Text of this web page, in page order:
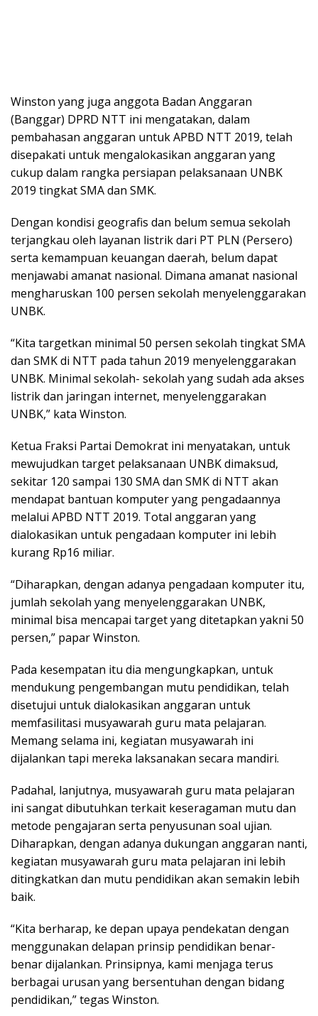
Winston yang juga anggota Badan Anggaran
(Banggar) DPRD NTT ini mengatakan, dalam
pembahasan anggaran untuk APBD NTT 2019, telah
disepakati untuk mengalokasikan anggaran yang
cukup dalam rangka persiapan pelaksanaan UNBK
2019 tingkat SMA dan SMK.
Dengan kondisi geografis dan belum semua sekolah
terjangkau oleh layanan listrik dari PT PLN (Persero)
serta kemampuan keuangan daerah, belum dapat
menjawabi amanat nasional. Dimana amanat nasional
mengharuskan 100 persen sekolah menyelenggarakan
UNBK.
“Kita targetkan minimal 50 persen sekolah tingkat SMA
dan SMK di NTT pada tahun 2019 menyelenggarakan
UNBK. Minimal sekolah- sekolah yang sudah ada akses
listrik dan jaringan internet, menyelenggarakan
UNBK,” kata Winston.
Ketua Fraksi Partai Demokrat ini menyatakan, untuk
mewujudkan target pelaksanaan UNBK dimaksud,
sekitar 120 sampai 130 SMA dan SMK di NTT akan
mendapat bantuan komputer yang pengadaannya
melalui APBD NTT 2019. Total anggaran yang
dialokasikan untuk pengadaan komputer ini lebih
kurang Rp16 miliar.
“Diharapkan, dengan adanya pengadaan komputer itu,
jumlah sekolah yang menyelenggarakan UNBK,
minimal bisa mencapai target yang ditetapkan yakni 50
persen,” papar Winston.
Pada kesempatan itu dia mengungkapkan, untuk
mendukung pengembangan mutu pendidikan, telah
disetujui untuk dialokasikan anggaran untuk
memfasilitasi musyawarah guru mata pelajaran.
Memang selama ini, kegiatan musyawarah ini
dijalankan tapi mereka laksanakan secara mandiri.
Padahal, lanjutnya, musyawarah guru mata pelajaran
ini sangat dibutuhkan terkait keseragaman mutu dan
metode pengajaran serta penyusunan soal ujian.
Diharapkan, dengan adanya dukungan anggaran nanti,
kegiatan musyawarah guru mata pelajaran ini lebih
ditingkatkan dan mutu pendidikan akan semakin lebih
baik.
“Kita berharap, ke depan upaya pendekatan dengan
menggunakan delapan prinsip pendidikan benar-
benar dijalankan. Prinsipnya, kami menjaga terus
berbagai urusan yang bersentuhan dengan bidang
pendidikan,” tegas Winston.